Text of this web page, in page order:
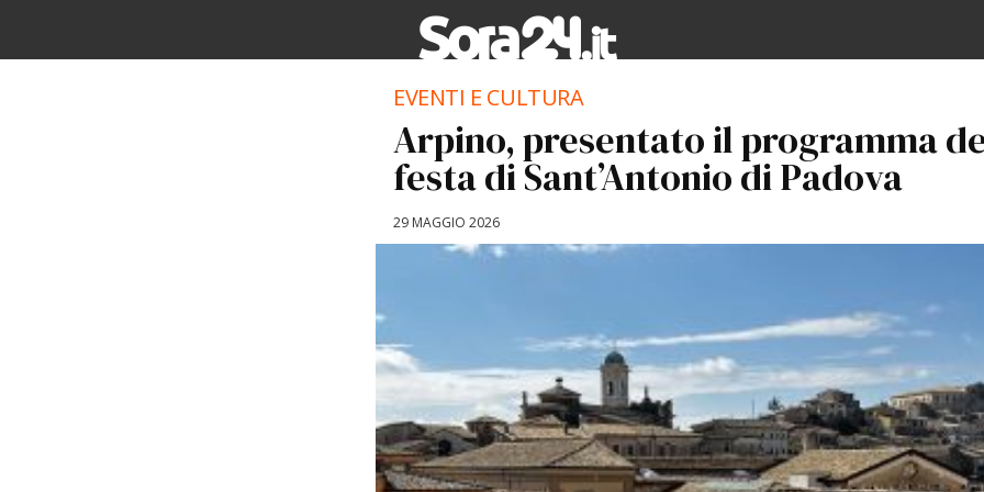
EVENTI E CULTURA
Arpino, presentato il programma
festa di Sant’Antonio di Padova
29 MAGGIO 2026